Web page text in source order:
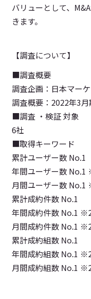
バリューとして、
きます。
【調査について】
■調査概要
調査企画：日本マー
調査概要：2022年3
■調査 ・検証 対象
6社
■取得キーワード
累計ユーザー数 No.1
年間ユーザー数
月間ユーザー数
累計成約件数 No.1
年間成約件数 No.1
月間成約件数 No.1
累計成約組数 No.1
年間成約組数 No.1
月間成約組数 No.1